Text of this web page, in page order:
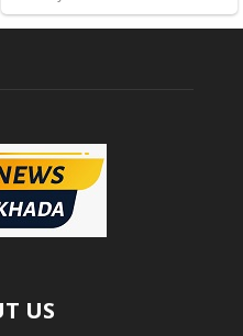
US